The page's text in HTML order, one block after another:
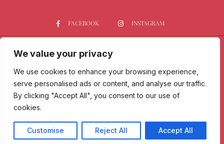
We value your privacy
We use cookies to enhance your browsing experience,
serve personalised ads or content, and analyse our traffic.
By clicking "Accept All", you consent to our use of
cookies.
Customise Reject All Accept All
FACEBOOK INSTAGRAM
HOME CHI SIAMO
Passione Gourmet è una testata giornalistica registrata presso il
Tribunale di Milano con n° 173/2017 il 09/06/2017 - Iscrizione al ROC
Copyright © 2025 Passione Gourmet, All Rights Reserved - Privacy
Policy